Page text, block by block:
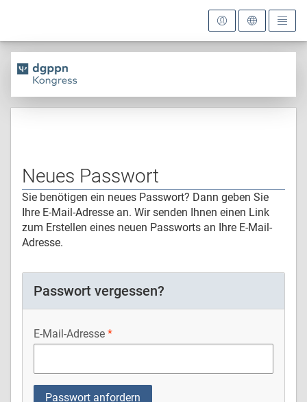
Neues Passwort
Sie benötigen ein neues Passwort? Dann geben Sie
Ihre E-Mail-Adresse an. Wir senden Ihnen einen Link
zum Erstellen eines neuen Passworts an Ihre E-Mail-
Adresse.
Passwort vergessen?
E-Mail-Adresse